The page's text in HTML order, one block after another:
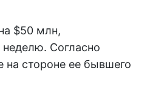
$50 млн,
Согласно
на стороне ее бывшего